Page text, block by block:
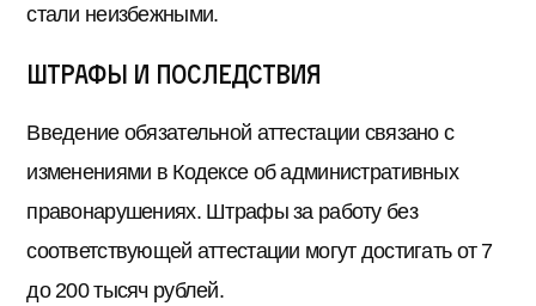
стали неизбежными.
Штрафы и последствия
Введение обязательной аттестации связано с
изменениями в Кодексе об административных
правонарушениях. Штрафы за работу без
соответствующей аттестации могут достигать от 7
до 200 тысяч рублей.